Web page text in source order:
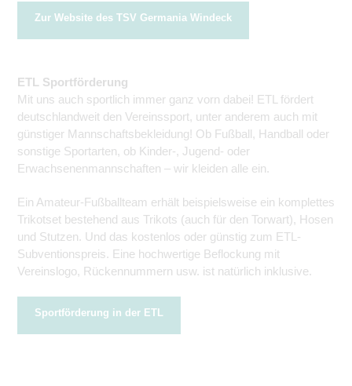
Zur Website des TSV Germania Windeck
ETL Sportförderung
Mit uns auch sportlich immer ganz vorn dabei! ETL fördert
deutschlandweit den Vereinssport, unter anderem auch mit
günstiger Mannschaftsbekleidung! Ob Fußball, Handball oder
sonstige Sportarten, ob Kinder-, Jugend- oder
Erwachsenenmannschaften – wir kleiden alle ein.
Ein Amateur-Fußballteam erhält beispielsweise ein komplettes
Trikotset bestehend aus Trikots (auch für den Torwart), Hosen
und Stutzen. Und das kostenlos oder günstig zum ETL-
Subventionspreis. Eine hochwertige Beflockung mit
Vereinslogo, Rückennummern usw. ist natürlich inklusive.
Sportförderung in der ETL